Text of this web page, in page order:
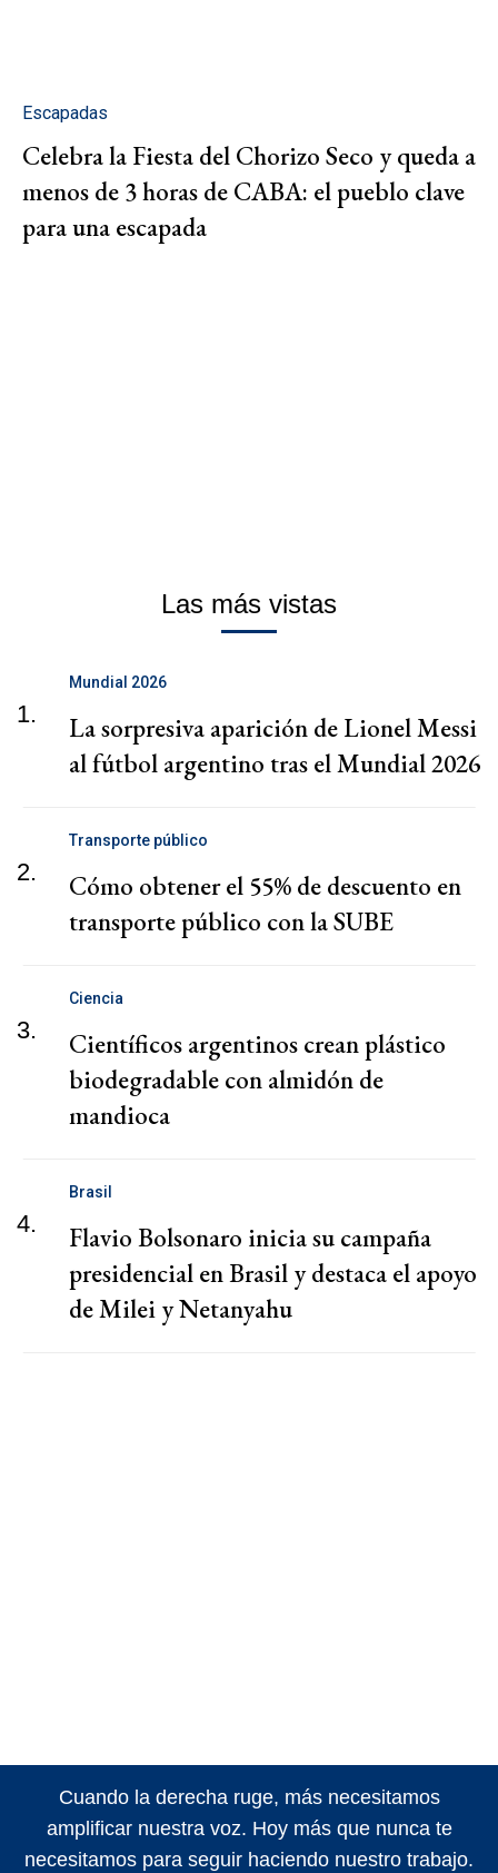
Escapadas
Celebra la Fiesta del Chorizo Seco y queda a
menos de 3 horas de CABA: el pueblo clave
para una escapada
Las más vistas
1.
Mundial 2026
La sorpresiva aparición de Lionel Messi
al fútbol argentino tras el Mundial 2026
2.
Transporte público
Cómo obtener el 55% de descuento en
transporte público con la SUBE
3.
Ciencia
Científicos argentinos crean plástico
biodegradable con almidón de
mandioca
4.
Brasil
Flavio Bolsonaro inicia su campaña
presidencial en Brasil y destaca el apoyo
de Milei y Netanyahu
Cuando la derecha ruge, más necesitamos
amplificar nuestra voz. Hoy más que nunca te
necesitamos para seguir haciendo nuestro trabajo.